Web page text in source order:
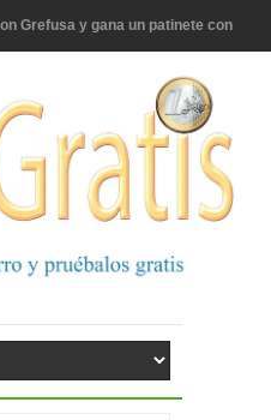
Grefusa y gana un patinete con
opción de ganar increíbles premios
C Vitamin C-irup
Perrier France
con Kellogg's